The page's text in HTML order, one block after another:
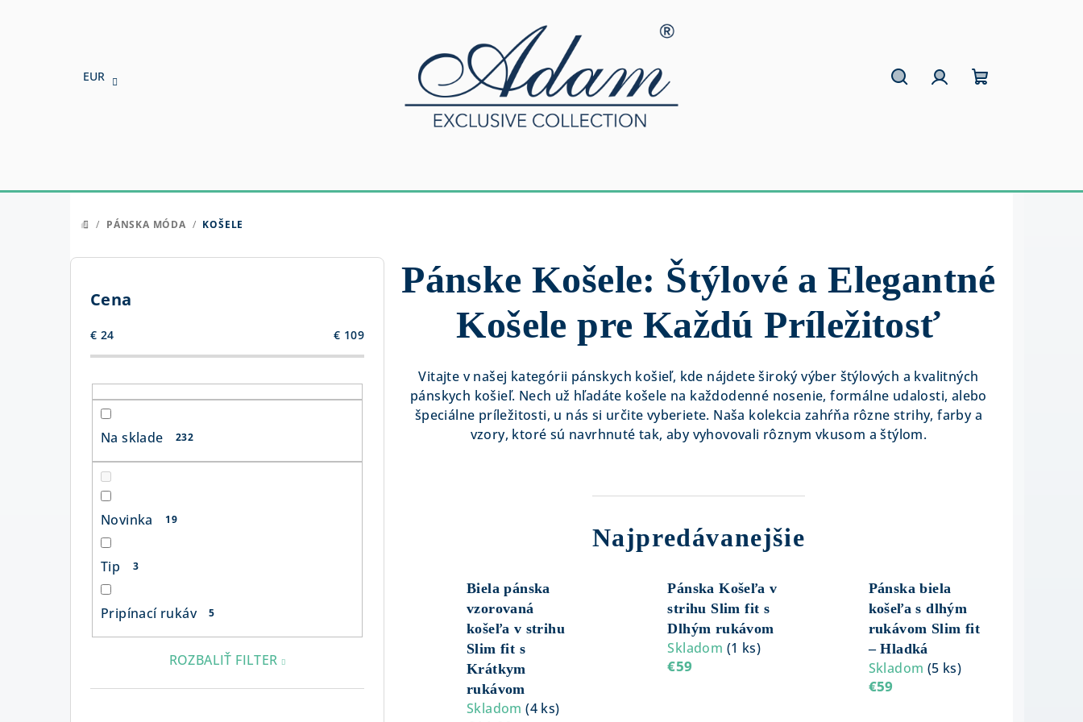
EUR
DOMOV
/ PÁNSKA MÓDA / KOŠELE
Cena
€ 24 € 109
Na sklade 232
Novinka 19
Tip 3
Pripínací rukáv 5
ROZBALIŤ FILTER
Pánske Košele: Štýlové a Elegantné
Košele pre Každú Príležitosť
Vitajte v našej kategórii pánskych košieľ, kde nájdete široký výber štýlových a kvalitných
pánskych košieľ. Nech už hľadáte košele na každodenné nosenie, formálne udalosti, alebo
špeciálne príležitosti, u nás si určite vyberiete. Naša kolekcia zahŕňa rôzne strihy, farby a
vzory, ktoré sú navrhnuté tak, aby vyhovovali rôznym vkusom a štýlom.
Najpredávanejšie
Biela pánska
vzorovaná
košeľa v strihu
Slim fit s
Krátkym
rukávom
Skladom(4 ks)
Pánska Košeľa v
strihu Slim fit s
Dlhým rukávom
Skladom (1 ks)
€59
Pánska biela
košeľa s dlhým
rukávom Slim fit
– Hladká
Skladom (5 ks)
€59